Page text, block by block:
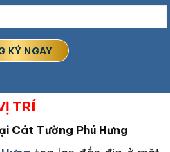
TRÍ
Cát Tường Phú Hưng